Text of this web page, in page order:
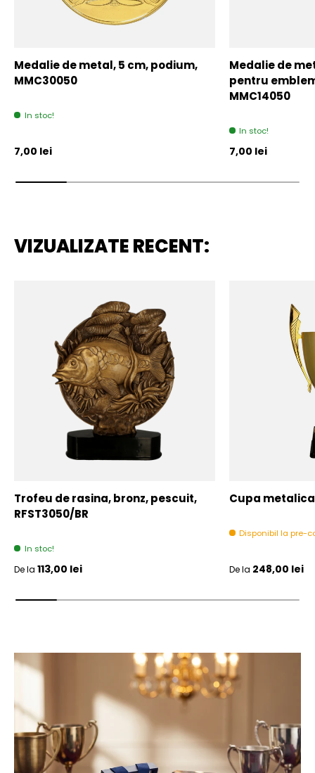
Medalie de metal, 5 cm, podium,
MMC30050
In stoc!
Pret initial
7,00 lei
Medalie de
pentru
MMC14050
In stoc!
Pret initial
7,00 lei
VIZUALIZATE RECENT:
Trofeu de rasina, bronz, pescuit,
RFST3050/BR
In stoc!
Pret initial
De la 113,00 lei
Cupa
Disponibil la pre-
Pret initial
De la 248,00 lei